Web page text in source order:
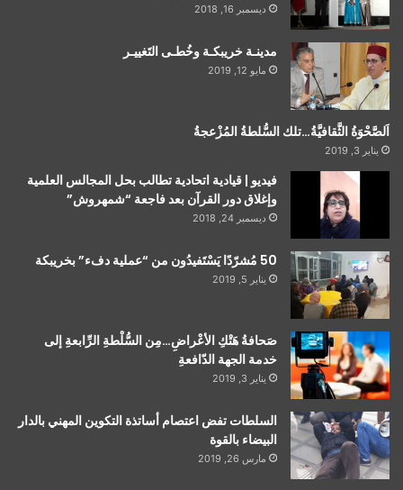
ديسمبر 16, 2018
مدينـة خريبكـة وخُطـى التَغييـر
مايو 12, 2019
اَلصَّحْوَةُ الثَّقافيَّةُ…تلك السُّلطةُ المُزْعجةُ
يناير 3, 2019
فيديو | قيادية اتحادية تطالب بحل المجالس العلمية
وإغلاق دور القرآن بعد فاجعة “شمهروش”
ديسمبر 24, 2018
50 مُشرّدًا يَسْتَفيدُون من “عملية دفء” بخريبكة
يناير 5, 2019
صَحافةُ هَتْكِ الأعْراضِ…مِن السُّلْطةِ الرِّابعةِ إلى
خدمة الجهة الدّافعةِ
يناير 3, 2019
السلطات تفض اعتصام أساتذة التكوين المهني بالدار
البيضاء بالقوة
مارس 26, 2019